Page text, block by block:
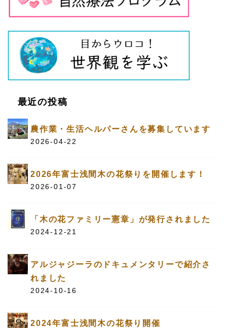
最近の投稿
農作業・生活ヘルパーさんを募集しています
2026-04-22
2026年富士浅間木の花祭りを開催します！
2026-01-07
「木の花ファミリー憲章」が発行されました
2024-12-21
アルジャジーラのドキュメンタリーで紹介さ
れました
2024-10-16
2024年富士浅間木の花祭り開催